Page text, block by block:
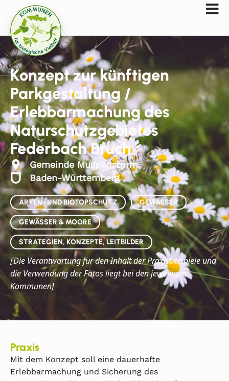
Konzept zur künftigen
Parkgestaltung /
Erlebbarmachung des
Naturschutzgebietes
Federbach Bruch
Gemeinde Muggensturm
Baden-Württemberg
ARTEN- UND BIOTOPSCHUTZ GEWÄSSER
GEWÄSSER & MOORE
STRATEGIEN, KONZEPTE, LEITBILDER
[Die Verantwortung für den Inhalt der Praxisbeispiele und
die Verwendung der Fotos liegt bei den jeweiligen
Kommunen]
Praxis
Mit dem Konzept soll eine dauerhafte
Erlebbarmachung und Sicherung des